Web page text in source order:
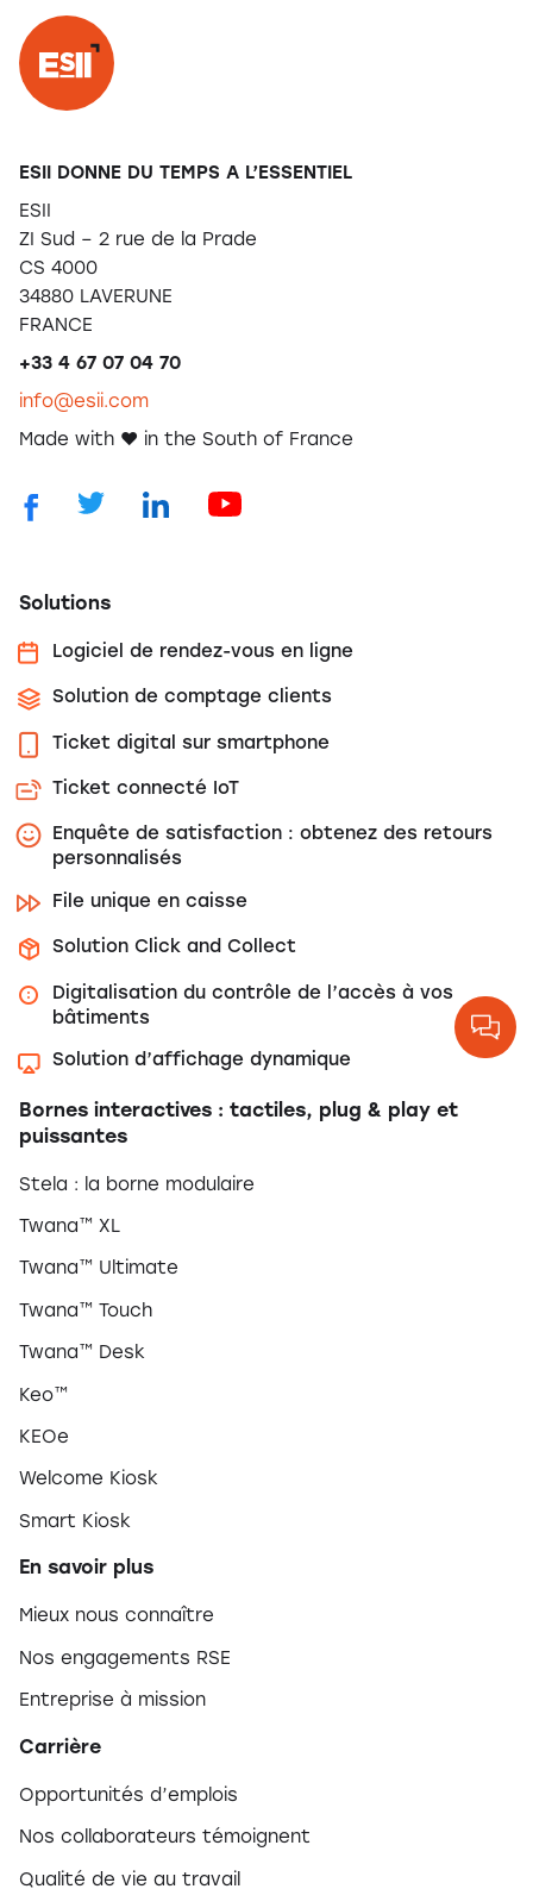
ESII DONNE DU TEMPS A L’ESSENTIEL
ESII
ZI Sud – 2 rue de la Prade
CS 4000
34880 LAVERUNE
FRANCE
+33 4 67 07 04 70
info@esii.com
Made with ❤️ in the South of France
Solutions
Logiciel de rendez-vous en ligne
Solution de comptage clients
Ticket digital sur smartphone
Ticket connecté IoT
Enquête de satisfaction : obtenez des retours
personnalisés
File unique en caisse
Solution Click and Collect
Digitalisation du contrôle de l’accès à vos
bâtiments
Solution d’affichage dynamique
Bornes interactives : tactiles, plug & play et
puissantes
Stela : la borne modulaire
Twana™ XL
Twana™ Ultimate
Twana™ Touch
Twana™ Desk
Keo™
KEOe
Welcome Kiosk
Smart Kiosk
En savoir plus
Mieux nous connaître
Nos engagements RSE
Entreprise à mission
Carrière
Opportunités d’emplois
Nos collaborateurs témoignent
Qualité de vie au travail